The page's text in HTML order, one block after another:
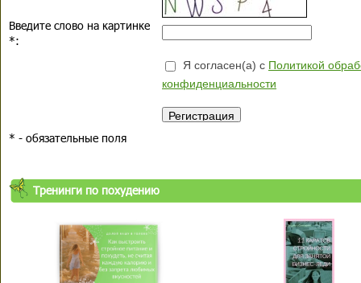
Введите слово на картинке
*:
Я согласен(а) с Политикой
конфиденциальности
* - обязательные поля
Тренинги по похудению